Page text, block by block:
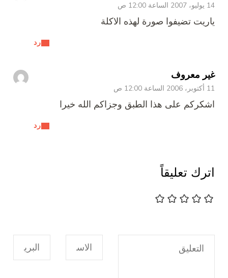
14 يوليو، 2007 الساعة 12:00 ص
رد
ياريت تضيفوا صورة لهذه الاكلة
غير معروف
11 أكتوبر، 2006 الساعة 12:00 ص
رد
اشكركم على هذا الطبق وجزاكم الله خيرا
اترك تعليقاً